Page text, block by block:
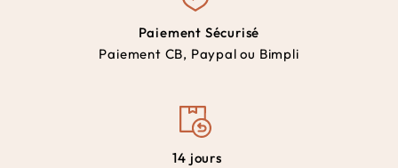
Paiement Sécurisé
Paiement CB, Paypal ou Bimpli
14 jours